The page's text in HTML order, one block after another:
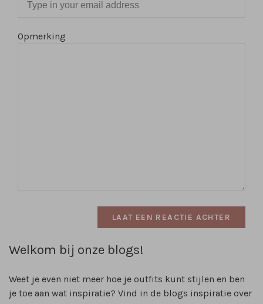
Opmerking
LAAT EEN REACTIE ACHTER
Welkom bij onze blogs!
Weet je even niet meer hoe je outfits kunt stijlen en ben
je toe aan wat inspiratie? Vind in de blogs inspiratie over